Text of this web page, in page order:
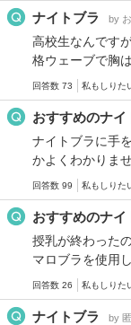
ナイトブラ by
高校生なんです
格ウェーブで胸
回答数 73 私もしりた
おすすめのナ
ナイトブラに手
かよくわかりま
回答数 99 私もしりた
おすすめのナイ
授乳が終わった
マロブラを使用
回答数 26 私もしりた
ナイトブラ by